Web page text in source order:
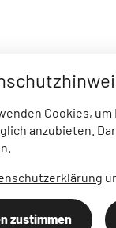
Jobs
Cookies,
anzubieten.
zustimmen